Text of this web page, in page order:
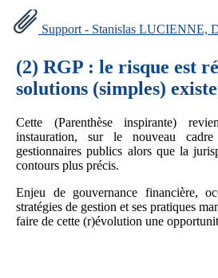
Support - Stanislas LUCIENNE,
(2) RGP : le risque est
solutions (simples)
Cette (Parenthèse inspirante)
instauration, sur le nouveau
gestionnaires publics alors que la
contours plus précis.
Enjeu de gouvernance financière,
stratégies de gestion et ses pratiques
faire de cette (r)évolution une